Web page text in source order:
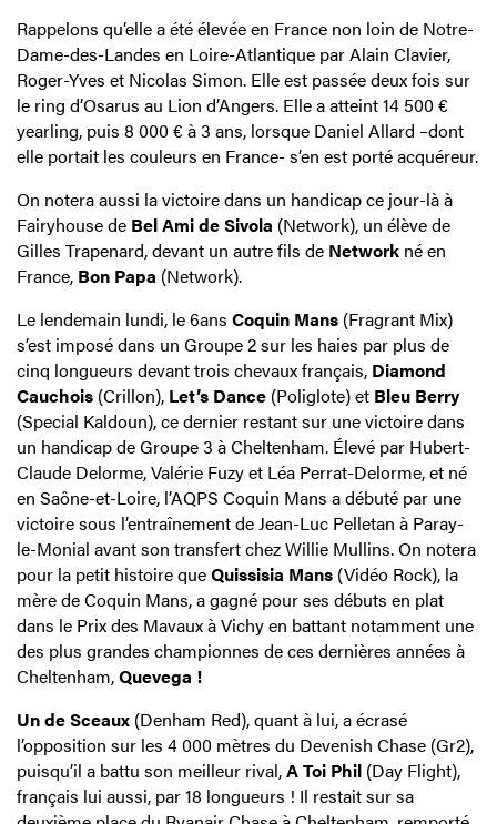
Rappelons qu’elle a été élevée en France non loin de Notre-
Dame-des-Landes en Loire-Atlantique par Alain Clavier,
Roger-Yves et Nicolas Simon. Elle est passée deux fois sur
le ring d’Osarus au Lion d’Angers. Elle a atteint 14 500 €
yearling, puis 8 000 € à 3 ans, lorsque Daniel Allard –dont
elle portait les couleurs en France- s’en est porté acquéreur.
On notera aussi la victoire dans un handicap ce jour-là à
Fairyhouse de Bel Ami de Sivola (Network), un élève de
Gilles Trapenard, devant un autre fils de Network né en
France, Bon Papa (Network).
Le lendemain lundi, le 6ans Coquin Mans (Fragrant Mix)
s’est imposé dans un Groupe 2 sur les haies par plus de
cinq longueurs devant trois chevaux français, Diamond
Cauchois (Crillon), Let’s Dance (Poliglote) et Bleu Berry
(Special Kaldoun), ce dernier restant sur une victoire dans
un handicap de Groupe 3 à Cheltenham. Élevé par Hubert-
Claude Delorme, Valérie Fuzy et Léa Perrat-Delorme, et né
en Saône-et-Loire, l’AQPS Coquin Mans a débuté par une
victoire sous l’entraînement de Jean-Luc Pelletan à Paray-
le-Monial avant son transfert chez Willie Mullins. On notera
pour la petit histoire queQuissisia Mans (Vidéo Rock), la
mère de Coquin Mans, a gagné pour ses débuts en plat
dans le Prix des Mavaux à Vichy en battant notamment une
des plus grandes championnes de ces dernières années à
Cheltenham,Quevega !
Un de Sceaux (Denham Red), quant à lui, a écrasé
l’opposition sur les 4 000 mètres du Devenish Chase (Gr2),
puisqu’il a battu son meilleur rival,A Toi Phil (Day Flight),
français lui aussi, par 18 longueurs ! Il restait sur sa